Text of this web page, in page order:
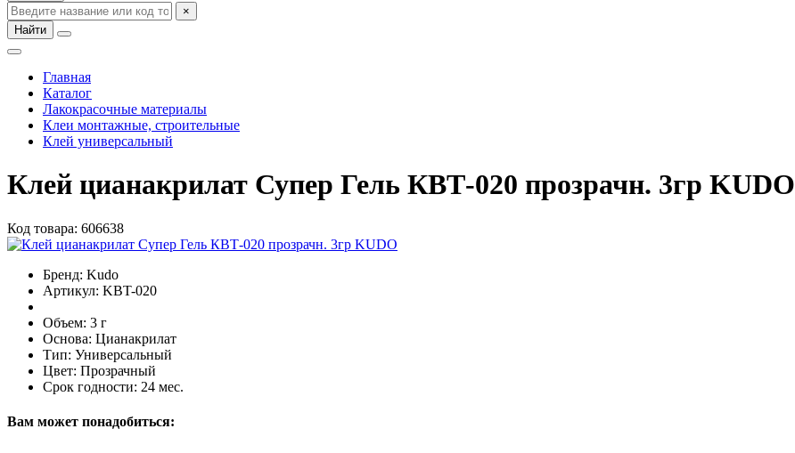
×
Найти
Главная
Каталог
Лакокрасочные материалы
Клеи монтажные, строительные
Клей универсальный
Клей цианакрилат Супер Гель КВТ-020 прозрачн. 3гр KUDO
Код товара: 606638
Бренд: Kudo
Артикул: KBT-020
Объем: 3 г
Основа: Цианакрилат
Тип: Универсальный
Цвет: Прозрачный
Срок годности: 24 мес.
Вам может понадобиться: